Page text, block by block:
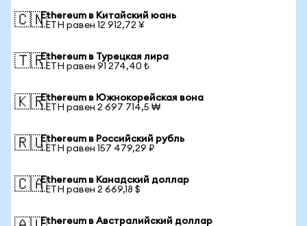
🇨🇳Ethereum в Китайский юань
1 ETH равен 12 912,72 ¥
🇹🇷Ethereum в Турецкая лира
1 ETH равен 91 274,40 ₺
🇰🇷Ethereum в Южнокорейская вона
1 ETH равен 2 697 714,5 ₩
🇷🇺Ethereum в Российский рубль
1 ETH равен 157 479,29 ₽
🇨🇦Ethereum в Канадский доллар
1 ETH равен 2 669,18 $
Ethereum в Австралийский доллар